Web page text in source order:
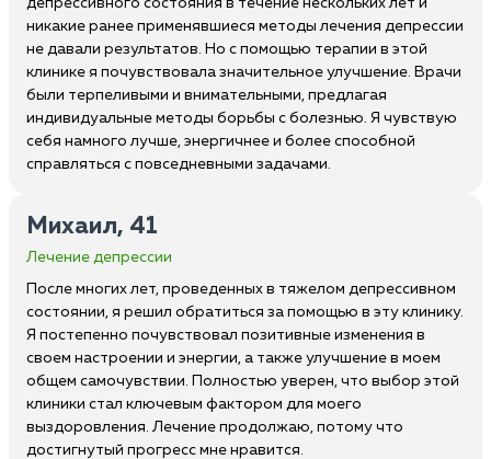
депрессивного состояния в течение нескольких лет и
никакие ранее применявшиеся методы лечения депрессии
не давали результатов. Но с помощью терапии в этой
клинике я почувствовала значительное улучшение. Врачи
были терпеливыми и внимательными, предлагая
индивидуальные методы борьбы с болезнью. Я чувствую
себя намного лучше, энергичнее и более способной
справляться с повседневными задачами.
Михаил, 41
Лечение депрессии
После многих лет, проведенных в тяжелом депрессивном
состоянии, я решил обратиться за помощью в эту клинику.
Я постепенно почувствовал позитивные изменения в
своем настроении и энергии, а также улучшение в моем
общем самочувствии. Полностью уверен, что выбор этой
клиники стал ключевым фактором для моего
выздоровления. Лечение продолжаю, потому что
достигнутый прогресс мне нравится.